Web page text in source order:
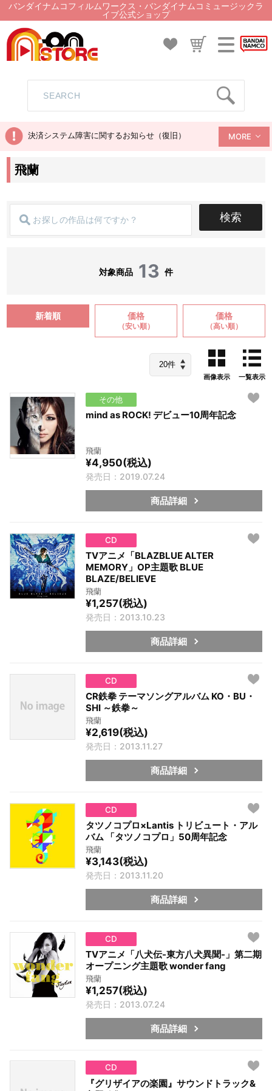
バンダイナムコフィルムワークス・バンダイナムコミュージックラ
イブ公式ショップ
決済システム障害に関するお知らせ（復旧） MORE
飛蘭
検索
対象商品 13 件
新着順 価格
（安い順）
価格
（高い順）
画像表示 一覧表示
その他
mind as ROCK! デビュー10周年記念
飛蘭
¥4,950(税込)
発売日：2019.07.24
商品詳細
CD
TVアニメ「BLAZBLUE ALTER
MEMORY」OP主題歌 BLUE
BLAZE/BELIEVE
飛蘭
¥1,257(税込)
発売日：2013.10.23
商品詳細
CD
CR鉄拳 テーマソングアルバム KO・BU・
SHI ～鉄拳～
飛蘭
¥2,619(税込)
発売日：2013.11.27
商品詳細
CD
タツノコプロ×Lantis トリビュート・アル
バム 「タツノコプロ」50周年記念
飛蘭
¥3,143(税込)
発売日：2013.11.20
商品詳細
CD
TVアニメ「八犬伝-東方八犬異聞-」第二期
オープニング主題歌 wonder fang
飛蘭
¥1,257(税込)
発売日：2013.07.24
商品詳細
CD
『グリザイアの楽園』サウンドトラック&